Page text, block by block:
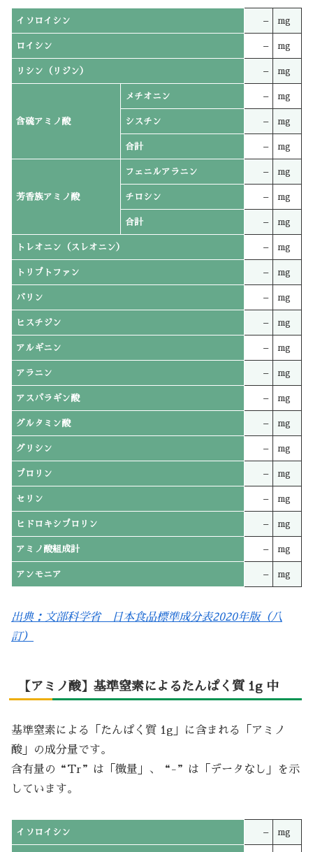
イソロイシン – mg
ロイシン – mg
リシン（リジン） – mg
含硫アミノ酸
メチオニン – mg
シスチン – mg
合計 – mg
芳香族アミノ酸
フェニルアラニン – mg
チロシン – mg
合計 – mg
トレオニン（スレオニン） – mg
トリプトファン – mg
バリン – mg
ヒスチジン – mg
アルギニン – mg
アラニン – mg
アスパラギン酸 – mg
グルタミン酸 – mg
グリシン – mg
プロリン – mg
セリン – mg
ヒドロキシプロリン – mg
アミノ酸組成計 – mg
アンモニア – mg
出典：文部科学省 日本食品標準成分表2020年版（八
訂）
【アミノ酸】基準窒素によるたんぱく質 1g 中
基準窒素による「たんぱく質 1g」に含まれる「アミノ
酸」の成分量です。
含有量の“Tr”は「微量」、“-”は「データなし」を示
しています。
イソロイシン – mg